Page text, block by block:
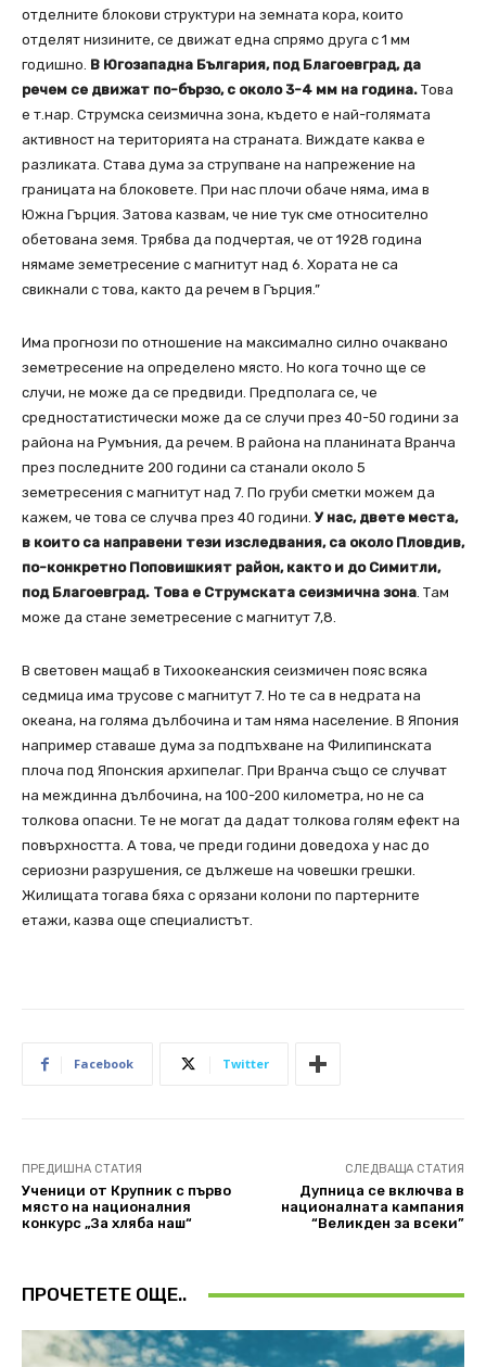
отделните блокови структури на земната кора, които
отделят низините, се движат една спрямо друга с 1 мм
годишно. В Югозападна България, под Благоевград, да
речем се движат по-бързо, с около 3-4 мм на година. Това
е т.нар. Струмска сеизмична зона, където е най-голямата
активност на територията на страната. Виждате каква е
разликата. Става дума за струпване на напрежение на
границата на блоковете. При нас плочи обаче няма, има в
Южна Гърция. Затова казвам, че ние тук сме относително
обетована земя. Трябва да подчертая, че от 1928 година
нямаме земетресение с магнитут над 6. Хората не са
свикнали с това, както да речем в Гърция.”
Има прогнози по отношение на максимално силно очаквано
земетресение на определено място. Но кога точно ще се
случи, не може да се предвиди. Предполага се, че
средностатистически може да се случи през 40-50 години за
района на Румъния, да речем. В района на планината Вранча
през последните 200 години са станали около 5
земетресения с магнитут над 7. По груби сметки можем да
кажем, че това се случва през 40 години. У нас, двете места,
в които са направени тези изследвания, са около Пловдив,
по-конкретно Поповишкият район, както и до Симитли,
под Благоевград. Това е Струмската сеизмична зона. Там
може да стане земетресение с магнитут 7,8.
В световен мащаб в Тихоокеанския сеизмичен пояс всяка
седмица има трусове с магнитут 7. Но те са в недрата на
океана, на голяма дълбочина и там няма население. В Япония
например ставаше дума за подпъхване на Филипинската
плоча под Японския архипелаг. При Вранча също се случват
на междинна дълбочина, на 100-200 километра, но не са
толкова опасни. Те не могат да дадат толкова голям ефект на
повърхността. А това, че преди години доведоха у нас до
сериозни разрушения, се дължеше на човешки грешки.
Жилищата тогава бяха с орязани колони по партерните
етажи, казва още специалистът.
Facebook Twitter
ПРЕДИШНА СТАТИЯ
Ученици от Крупник с първо
място на националния
конкурс „За хляба наш“
СЛЕДВАЩА СТАТИЯ
Дупница се включва в
националната кампания
“Великден за всеки”
ПРОЧЕТЕТЕ ОЩЕ..